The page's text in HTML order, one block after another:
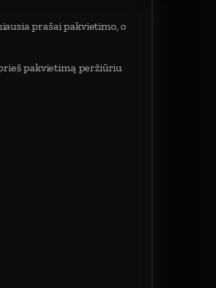
prašai pakvietimo, o
pakvietimą peržiūriu